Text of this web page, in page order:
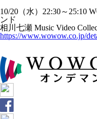
10/20（水）22:30～25:10
ンド
相川七瀬 Music Video
https://www.wowow.co.jp/